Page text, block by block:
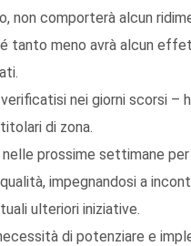
comporterà alcun
tanto meno avrà alcun
nei giorni scorsi –
di zona.
prossime settimane per
impegnandosi a
ulteriori iniziative.
di potenziare e